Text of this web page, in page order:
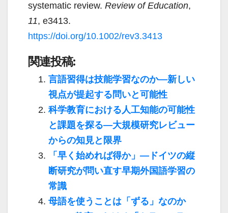
systematic review. Review of Education,
11, e3413.
https://doi.org/10.1002/rev3.3413
関連投稿:
言語習得は技能学習なのか―新しい
視点が提起する問いと可能性
科学教育における人工知能の可能性
と課題を探る―大規模研究レビュー
からの知見と限界
「早く始めれば得か」―ドイツの縦
断研究が問い直す早期外国語学習の
常識
母語を使うことは「ずる」なのか